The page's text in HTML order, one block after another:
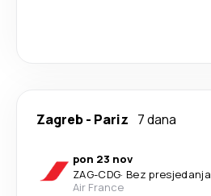
Zagreb- Pariz 7 dana
pon 23 nov
ZAG-CDG· Bez presjedanja
Air France